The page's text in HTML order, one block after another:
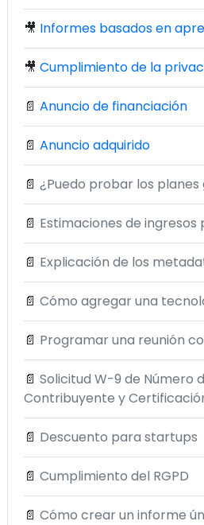
🎥 Informes basados en
🎥 Cumplimiento de la
📄 Anuncio de financiación
📄 Anuncio adquirido
📄 ¿Puedo probar los planes
📄 Estimaciones de ingresos
📄 Explicación de los
📄 Cómo agregar una
📄 Programar una reunión
📄 Solicitud W-9 de Número
Contribuyente y
📄 Descuento para startups
📄 Cumplimiento del RGPD
📄 Cómo crear un informe